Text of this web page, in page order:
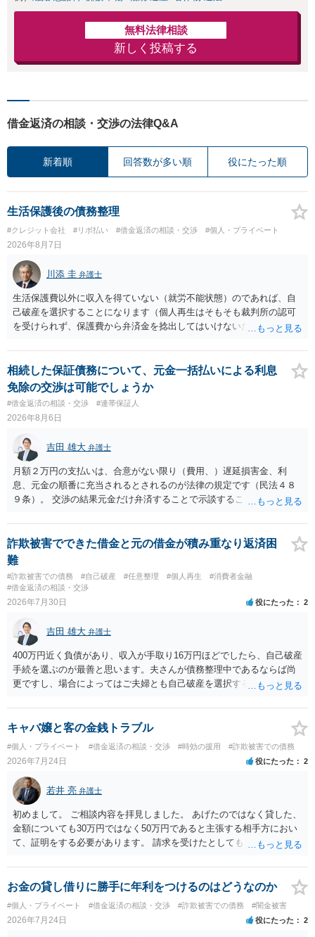
無料法律相談
新しく投稿する
借金返済の相談・交渉の法律Q&A
新着順 回答数が多い順 役にたった順
生活保護後の債務整理
#クレジット会社 #リボ払い #借金返済の相談・交渉 #個人・プライベート
2026年8月7日
川添 圭 弁護士
生活保護費以外に収入を得ていない（就労不能状態）のであれば、自
己破産を選択することになります（個人再生はそもそも裁判所の認可
を受けられず、保護費から弁済金を捻出してはいけないため任意整理
士費用は法テラスが負担し、裁判所の予納金等も法テラスが援助して
くれるため、弁護士へ自己破産を任せれば解決します。
相続した保証債務について、元金一括払いによる利息
免除の交渉は可能でしょうか
#借金返済の相談・交渉 #連帯保証人
2026年8月6日
吉田 雄大 弁護士
月額２万円の支払いは、合意がない限り（費用、）遅延損害金、利
息、元金の順番に充当されるとされるのが法律の規定です（民法４８
９条）。 交渉の結果元金だけ弁済することで示談することは、弁護士
ることには消極的なことが多いものの、お近くの弁護士にご依頼しチ
ャレンジなさる意義は十分にあると思います。
詐欺被害でできた借金と元の借金が積み重なり返済困
難
#詐欺被害での債務 #自己破産 #任意整理 #個人再生
#消費者金融
#借金返済の相談・交渉
2026年7月30日 役にたった 2
吉田 雄大 弁護士
400万円近く負債があり、収入が手取り16万円ほどでしたら、自己破産
手続を選ぶのが最善と思います。夫さんが債務整理中であるならば尚
更ですし、場合によってはご夫婦とも自己破産を選択する方法もある
キャバ嬢と客の金銭トラブル
#個人・プライベート #借金返済の相談・交渉 #時効の援用 #詐欺被害での債務
2026年7月24日 役にたった 2
若井 亮 弁護士
初めまして。 ご相談内容を拝見しました。 あげたのではなく貸した、
金額についても30万円ではなく50万円であると主張する相手方におい
て、証明をする必要があります。 請求を受けたとしても、もらったも
れることになるでしょう。 請求があるまでは、こちらからアクション
を起こす必要はないかと思います。
お金の貸し借りに勝手に年利をつけるのはどうなのか
#個人・プライベート #借金返済の相談・交渉 #詐欺被害での債務 #闇金被害
2026年7月24日 役にたった 2